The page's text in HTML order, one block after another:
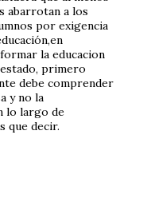
abarrotan a los
por exigencia
la educacion
primero
debe comprender
y no la
lo largo de
que decir.